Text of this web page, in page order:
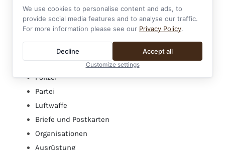
Literatur
Eisernes Kreuz
Foto und Fotoalbum
Feldspangen
HJ (Hitlerjugend)
Polizei
Partei
Luftwaffe
Briefe und Postkarten
Organisationen
Ausrüstung
We use cookies to personalise content and ads, to
provide social media features and to analyse our traffic.
For more information please see our Privacy Policy.
Accept all
Decline
Customize settings